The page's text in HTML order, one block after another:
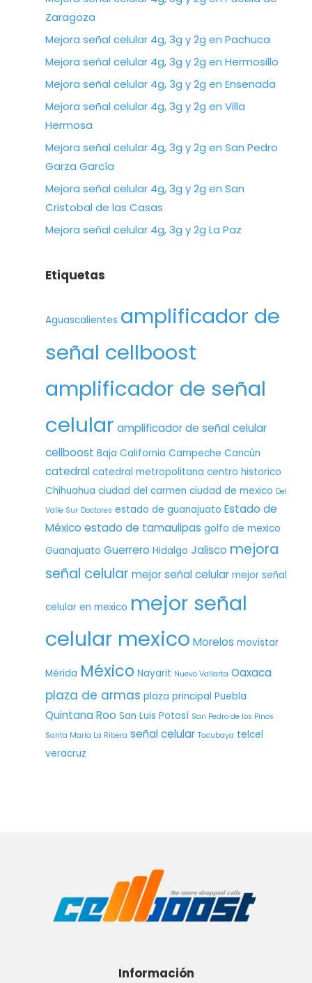
Zaragoza
Mejora señal celular 4g, 3g y 2g en Pachuca
Mejora señal celular 4g, 3g y 2g en Hermosillo
Mejora señal celular 4g, 3g y 2g en Ensenada
Mejora señal celular 4g, 3g y 2g en Villa
Hermosa
Mejora señal celular 4g, 3g y 2g en San Pedro
Garza García
Mejora señal celular 4g, 3g y 2g en San
Cristobal de las Casas
Mejora señal celular 4g, 3g y 2g La Paz
Etiquetas
Aguascalientes amplificador de
señal cellboost
amplificador de señal
celular amplificador de señal celular
cellboost Baja California Campeche Cancún
catedral catedral metropolitana centro historico
Chihuahua ciudad del carmen ciudad de mexico Del
Valle Sur Doctores estado de guanajuato Estado de
México estado de tamaulipas golfo de mexico
Guanajuato Guerrero Hidalgo Jalisco mejora
señal celular mejor señal celular mejor señal
celular en mexico mejor señal
celular mexico Morelos movistar
Mérida México Nayarit Nuevo Vallarta Oaxaca
plaza de armas plaza principal Puebla
Quintana Roo San Luis Potosí San Pedro de los Pinos
Santa María La Ribera señal celular Tacubaya telcel
veracruz
Información